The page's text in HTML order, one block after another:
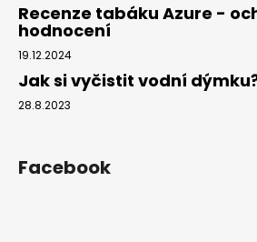
Recenze tabáku Azure -
hodnocení
19.12.2024
Jak si vyčistit vodní
28.8.2023
Facebook